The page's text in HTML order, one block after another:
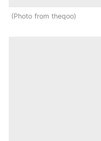
Photo from theqoo